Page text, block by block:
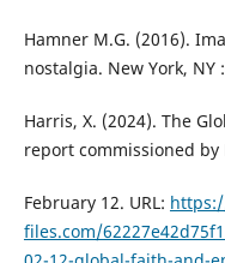
Hamner M.G. (2016).
nostalgia. New York, NY
Harris, X. (2024). The
report commissioned
February 12. URL:
files.com/